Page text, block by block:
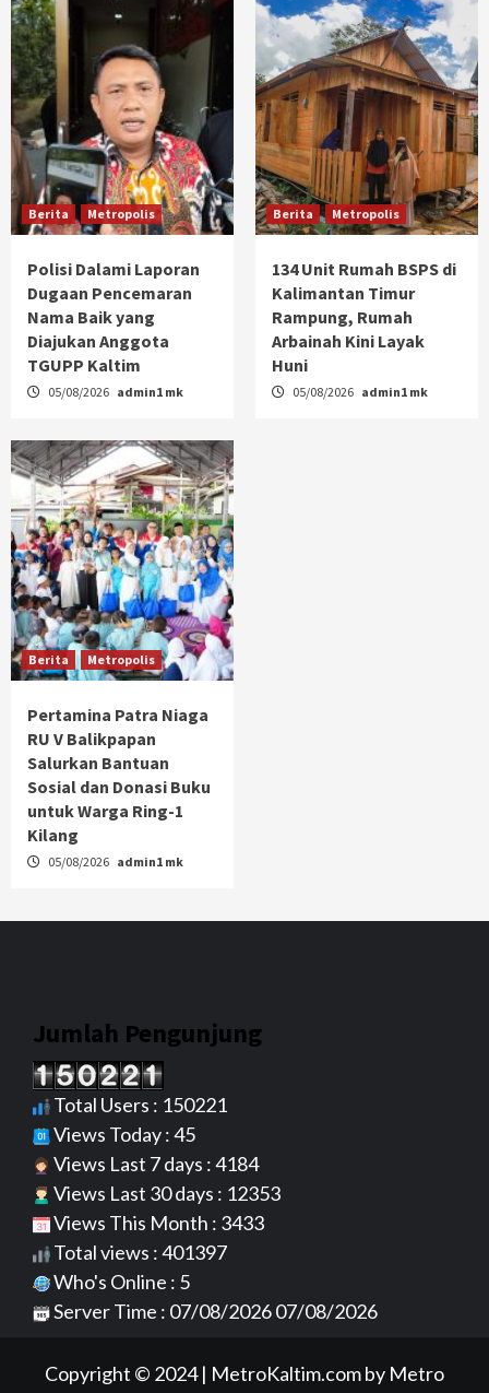
Berita Metropolis
Polisi Dalami Laporan
Dugaan Pencemaran
Nama Baik yang
Diajukan Anggota
TGUPP Kaltim
05/08/2026 admin1 mk
Berita Metropolis
134 Unit Rumah BSPS di
Kalimantan Timur
Rampung, Rumah
Arbainah Kini Layak
Huni
05/08/2026 admin1 mk
Berita Metropolis
Pertamina Patra Niaga
RU V Balikpapan
Salurkan Bantuan
Sosial dan Donasi Buku
untuk Warga Ring-1
Kilang
05/08/2026 admin1 mk
Jumlah Pengunjung
Total Users : 150221
Views Today : 45
Views Last 7 days : 4184
Views Last 30 days : 12353
Views This Month : 3433
Total views : 401397
Who's Online : 5
Server Time : 07/08/2026 07/08/2026
Copyright © 2024| MetroKaltim.comby Metro